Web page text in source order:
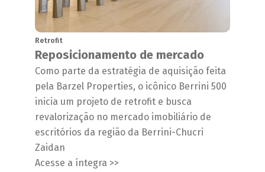
Retrofit
Reposicionamento de mercado
Como parte da estratégia de aquisição feita
pela Barzel Properties, o icônico Berrini 500
inicia um projeto de retrofit e busca
revalorização no mercado imobiliário de
escritórios da região da Berrini-Chucri
Zaidan
Acesse a íntegra >>